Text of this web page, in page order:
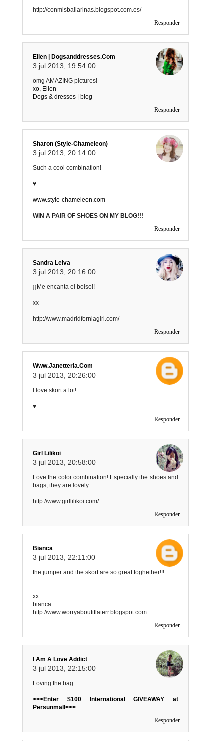
http://conmisbailarinas.blogspot.com.es/
Responder
Elien | Dogsanddresses.com
3 jul 2013, 19:54:00
omg AMAZING pictures!
xo, Elien
Dogs & dresses | blog
Responder
Sharon (Style-Chameleon)
3 jul 2013, 20:14:00
Such a cool combination!
♥
www.style-chameleon.com
WIN A PAIR OF SHOES ON MY BLOG!!!
Responder
Sandra Leiva
3 jul 2013, 20:16:00
¡¡Me encanta el bolso!!
xx
http://www.madridforniagirl.com/
Responder
Www.janetteria.com
3 jul 2013, 20:26:00
I love skort a lot!
♥
Responder
Girl Lilikoi
3 jul 2013, 20:58:00
Love the color combination! Especially the shoes and
bags, they are lovely
http://www.girllilikoi.com/
Responder
Bianca
3 jul 2013, 22:11:00
the jumper and the skort are so great toghether!!!
xx
bianca
http://www.worryaboutitlaterr.blogspot.com
Responder
I Am A Love Addict
3 jul 2013, 22:15:00
Loving the bag
>>>Enter $100 International GIVEAWAY at
Persunmall<<<
Responder